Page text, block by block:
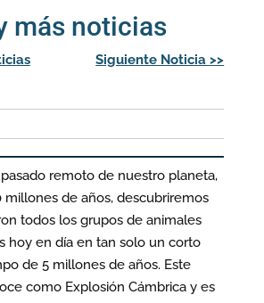
más noticias
Siguiente Noticia >>
remoto de nuestro planeta,
millones de años, descubriremos
todos los grupos de animales
hoy en día en tan solo un corto
de 5 millones de años. Este
como Explosión Cámbrica y es